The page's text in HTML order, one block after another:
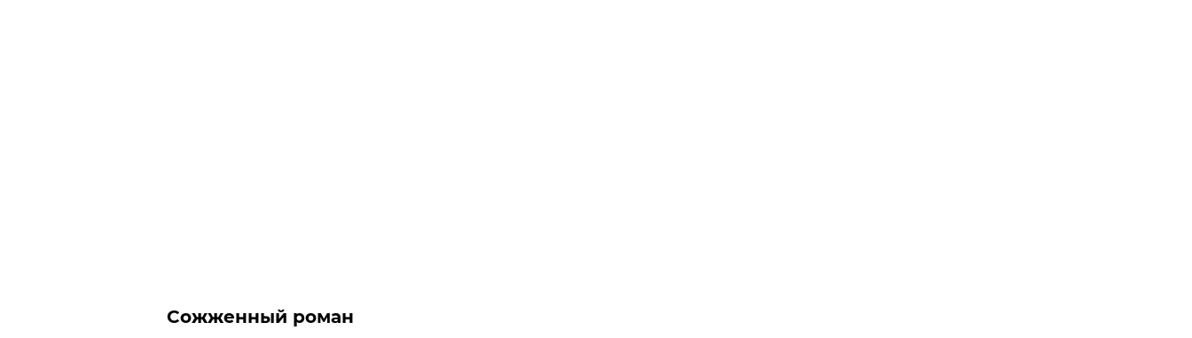
Сожженный роман